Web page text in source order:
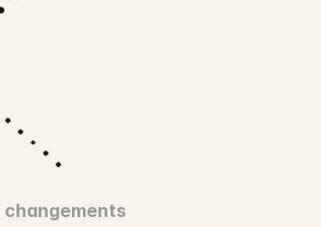
changements